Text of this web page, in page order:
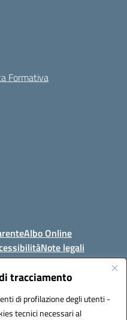
tracciamento
di profilazione degli utenti -
tecnici necessari al
Formativa
Albo Online
Note legali